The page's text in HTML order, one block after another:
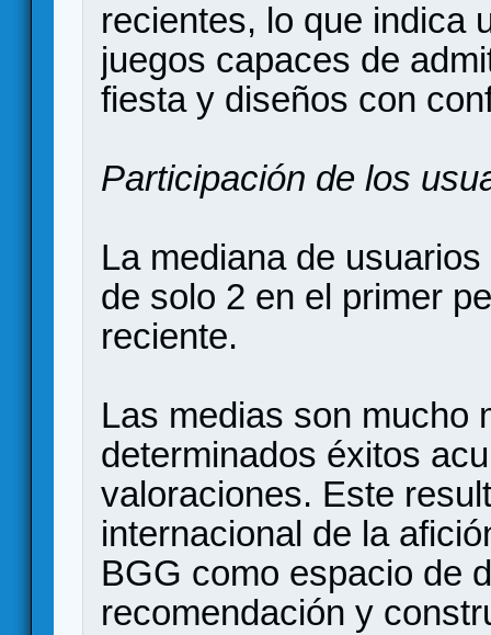
recientes, lo que indica
juegos capaces de
fiesta y diseños con
Participación de los
La mediana de
de solo 2 en el primer
reciente.
Las medias son mucho
determinados éxitos
valoraciones. Este
internacional de la
BGG como espacio de
recomendación y